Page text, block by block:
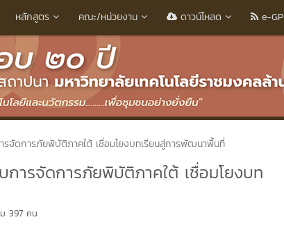
หลักสูตร คณะ/หน่วยงาน ดาวน์โหลด e-GP
จัดการภัยพิบัติภาคใต้ เชื่อมโยงบทเรียนสู่การพัฒนาพื้นที่
ารจัดการภัยพิบัติภาคใต้ เชื่อมโยงบท
397 คน